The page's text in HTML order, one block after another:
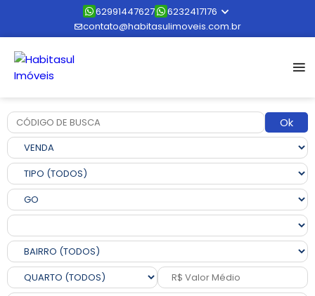
62991447627
6232417176
contato@habitasulimoveis.com.br
Ok